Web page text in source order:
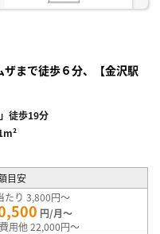
ザまで徒歩６分、【金沢駅
徒歩19分
目安
たり 3,800円～
円/月～
用他 22,000円～